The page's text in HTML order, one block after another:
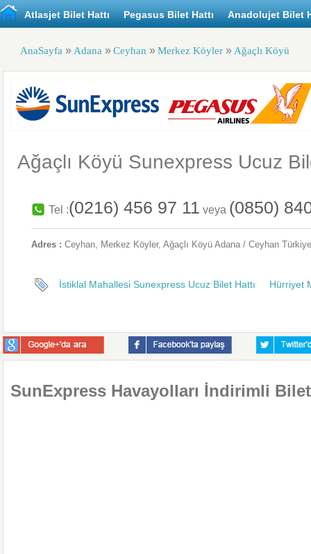
Atlasjet Bilet Hattı Pegasus Bilet Hattı Anadolujet Bilet
AnaSayfa » Adana »Ceyhan »Merkez Köyler » Ağaçlı Köyü
Ağaçlı Köyü Sunexpress Ucuz
Tel :(0216) 456 97 11 veya (0850)
Adres : Ceyhan , Merkez Köyler, Ağaçlı Köyü Adana / Ceyhan Türkiye
İstiklal Mahallesi Sunexpress Ucuz Bilet Hattı Hürriyet
SunExpress Havayolları İndirimli